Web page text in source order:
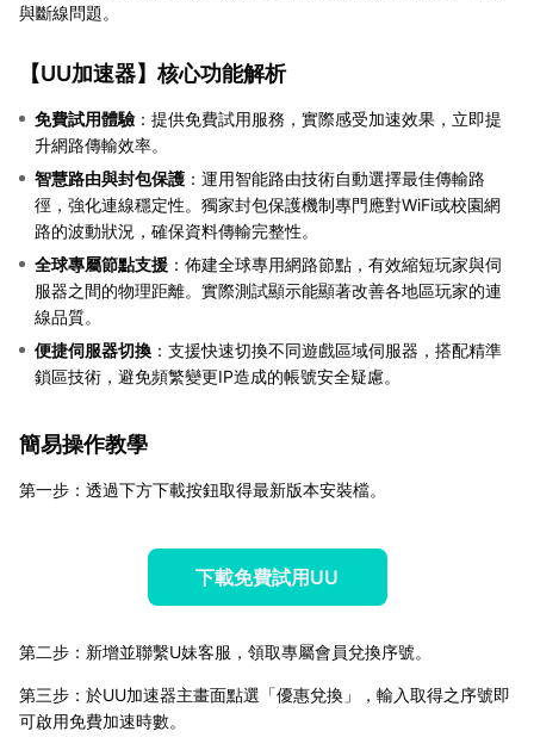
與斷線問題。
【UU加速器】核心功能解析
免費試用體驗 ：提供免費試用服務，實際感受加速效果，立即提
升網路傳輸效率。
智慧路由與封包保護 ：運用智能路由技術自動選擇最佳傳輸路
徑，強化連線穩定性。獨家封包保護機制專門應對WiFi或校園網
路的波動狀況，確保資料傳輸完整性。
全球專屬節點支援 ：佈建全球專用網路節點，有效縮短玩家與伺
服器之間的物理距離。實際測試顯示能顯著改善各地區玩家的連
線品質。
便捷伺服器切換 ：支援快速切換不同遊戲區域伺服器，搭配精準
鎖區技術，避免頻繁變更IP造成的帳號安全疑慮。
簡易操作教學
第一步：透過下方下載按鈕取得最新版本安裝檔。
下載免費試用UU
第二步：新增並聯繫U妹客服，領取專屬會員兌換序號。
第三步：於UU加速器主畫面點選「優惠兌換」，輸入取得之序號即
可啟用免費加速時數。